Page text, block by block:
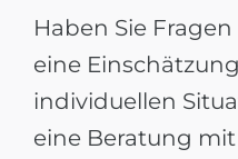
Haben Sie
eine
individuellen
eine Beratung